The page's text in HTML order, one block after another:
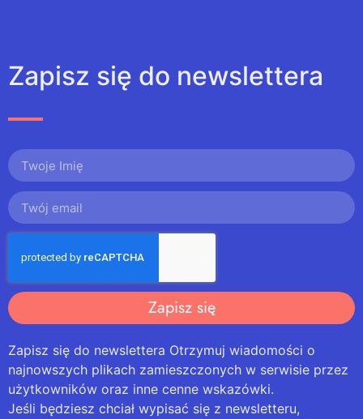
Zapisz się do newslettera
Zapisz się
Zapisz się do newslettera Otrzymuj wiadomości o
najnowszych plikach zamieszczonych w serwisie przez
użytkowników oraz inne cenne wskazówki.
Jeśli będziesz chciał wypisać się z newsletteru,